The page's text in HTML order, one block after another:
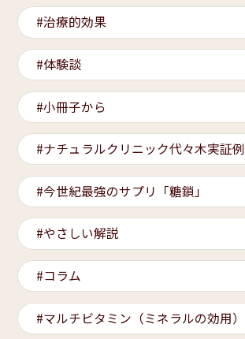
治療的効果
体験談
小冊子から
ナチュラルクリニック代々木実証例
今世紀最強のサプリ「糖鎖」
やさしい解説
コラム
マルチビタミン（ミネラルの効用）